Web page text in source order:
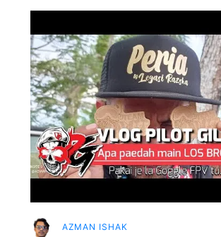
AZMAN ISHAK